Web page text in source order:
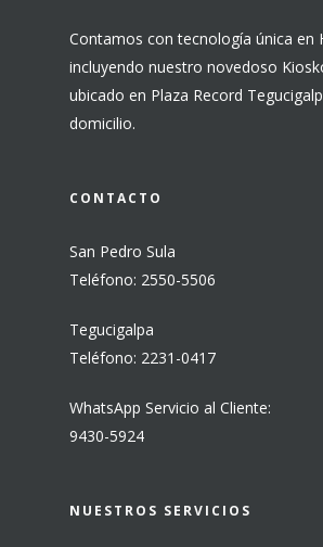
Contamos con tecnología única en
incluyendo nuestro novedoso
ubicado en Plaza Record
domicilio.
CONTACTO
San Pedro Sula
Teléfono: 2550-5506
Tegucigalpa
Teléfono: 2231-0417
WhatsApp Servicio al Cliente:
9430-5924
NUESTROS SERVICIOS